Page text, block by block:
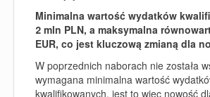
Minimalna wartość wydatków
2 mln PLN, a maksymalna
EUR, co jest kluczową zmianą dla
W poprzednich naborach nie została
wymagana minimalna wartość
kwalifikowanych, jest to więc nowość